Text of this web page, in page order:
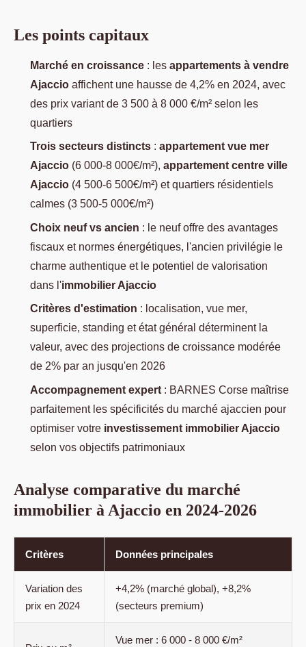
Les points capitaux
Marché en croissance : les appartements à vendre
Ajaccio affichent une hausse de 4,2% en 2024, avec
des prix variant de 3 500 à 8 000 €/m² selon les
quartiers
Trois secteurs distincts : appartement vue mer
Ajaccio (6 000-8 000€/m²), appartement centre ville
Ajaccio (4 500-6 500€/m²) et quartiers résidentiels
calmes (3 500-5 000€/m²)
Choix neuf vs ancien : le neuf offre des avantages
fiscaux et normes énergétiques, l'ancien privilégie le
charme authentique et le potentiel de valorisation
dans l'immobilier Ajaccio
Critères d'estimation : localisation, vue mer,
superficie, standing et état général déterminent la
valeur, avec des projections de croissance modérée
de 2% par an jusqu'en 2026
Accompagnement expert : BARNES Corse maîtrise
parfaitement les spécificités du marché ajaccien pour
optimiser votre investissement immobilier Ajaccio
selon vos objectifs patrimoniaux
Analyse comparative du marché
immobilier à Ajaccio en 2024-2026
Critères Données principales
Variation des
prix en 2024
+4,2% (marché global), +8,2%
(secteurs premium)
Vue mer : 6 000 - 8 000 €/m²